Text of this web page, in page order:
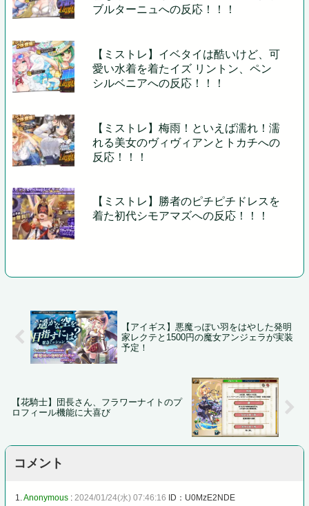
ブルターニュへの反応！！！
【ミストレ】イベタイは酷いけど、可
愛い水着を着たイズ リントン、ペン
シルベニアへの反応！！！
【ミストレ】梅雨！といえば濡れ！濡
れる美女のヴィヴィアンとトカチへの
反応！！！
【ミストレ】勝者のピチピチドレスを
着た初代シモアマズへの反応！！！
【アイギス】悪魔っぽい羽をはやした発明
家レクテと1500円の魔女アンジェラが実装
予定！
【花騎士】団長さん、フラワーナイトのプ
ロフィール機能に大喜び
コメント
1. Anonymous : 2024/01/24(水) 07:46:16 ID：U0MzE2NDE